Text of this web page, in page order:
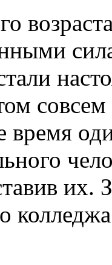
время
их.